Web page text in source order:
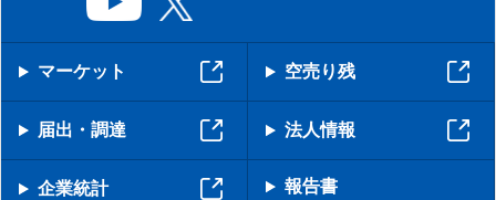
マーケット 空売り残
届出・調達 法人情報
企業統計 報告書